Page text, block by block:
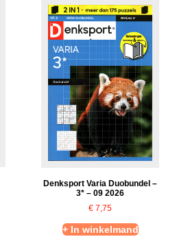
Denksport Varia Duobundel –
3* – 09 2026
€ 7,75
+ In winkelmand